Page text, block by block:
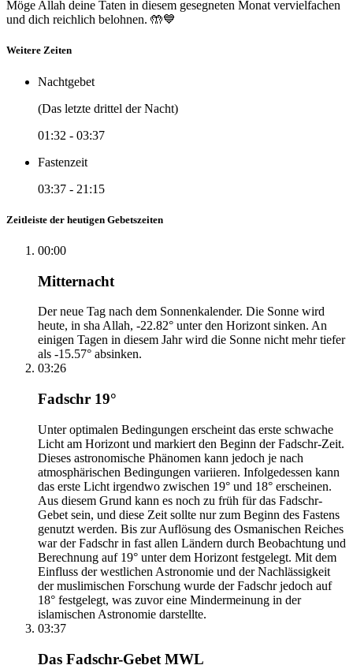
Möge Allah deine Taten in diesem gesegneten Monat vervielfachen
und dich reichlich belohnen. 🤲💙
Weitere Zeiten
Nachtgebet
(Das letzte drittel der Nacht)
01:32 - 03:37
Fastenzeit
03:37 - 21:15
Zeitleiste der heutigen Gebetszeiten
00:00
Mitternacht
Der neue Tag nach dem Sonnenkalender. Die Sonne wird
heute, in sha Allah, -22.82° unter den Horizont sinken. An
einigen Tagen in diesem Jahr wird die Sonne nicht mehr tiefer
als -15.57° absinken.
03:26
Fadschr 19°
Unter optimalen Bedingungen erscheint das erste schwache
Licht am Horizont und markiert den Beginn der Fadschr-Zeit.
Dieses astronomische Phänomen kann jedoch je nach
atmosphärischen Bedingungen variieren. Infolgedessen kann
das erste Licht irgendwo zwischen 19° und 18° erscheinen.
Aus diesem Grund kann es noch zu früh für das Fadschr-
Gebet sein, und diese Zeit sollte nur zum Beginn des Fastens
genutzt werden. Bis zur Auflösung des Osmanischen Reiches
war der Fadschr in fast allen Ländern durch Beobachtung und
Berechnung auf 19° unter dem Horizont festgelegt. Mit dem
Einfluss der westlichen Astronomie und der Nachlässigkeit
der muslimischen Forschung wurde der Fadschr jedoch auf
18° festgelegt, was zuvor eine Mindermeinung in der
islamischen Astronomie darstellte.
03:37
Das Fadschr-Gebet MWL